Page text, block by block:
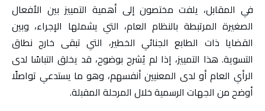
في المقابل، يلفت مختصون إلى أهمية التمييز بين الأفعال
الصغيرة المرتبطة بالنظام العام، التي يشملها الإجراء، وبين
القضايا ذات الطابع الجنائي الخطير، التي تبقى خارج نطاق
التسوية. هذا التمييز، إذا لم يُشرح بوضوح، قد يخلق التباسًا لدى
الرأي العام أو لدى المعنيين أنفسهم، وهو ما يستدعي تواصلًا
أوضح من الجهات الرسمية خلال المرحلة المقبلة.